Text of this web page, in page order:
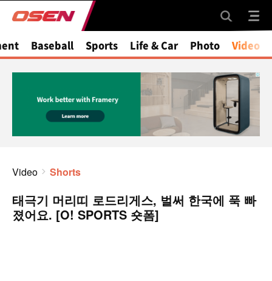
Baseball Sports Life & Car Photo Video
Video Shorts
태극기 머리띠 로드리게스, 벌써 한국에 푹 빠
졌어요. [O! SPORTS 숏폼]